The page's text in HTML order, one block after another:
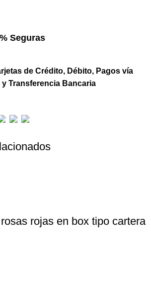
Seguras
de Crédito, Débito, Pagos vía
Transferencia Bancaria
rojas en box tipo cartera